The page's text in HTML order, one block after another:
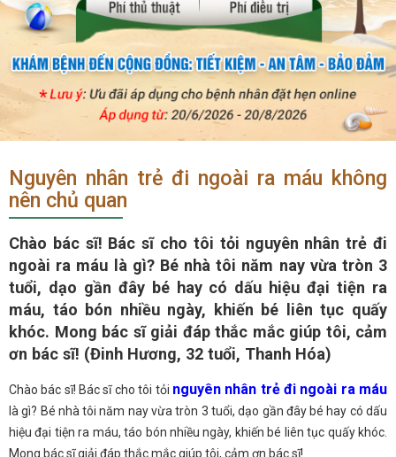
Nguyên nhân trẻ đi ngoài ra máu không
nên chủ quan
Chào bác sĩ! Bác sĩ cho tôi tỏi nguyên nhân trẻ đi
ngoài ra máu là gì? Bé nhà tôi năm nay vừa tròn 3
tuổi, dạo gần đây bé hay có dấu hiệu đại tiện ra
máu, táo bón nhiều ngày, khiến bé liên tục quấy
khóc. Mong bác sĩ giải đáp thắc mắc giúp tôi, cảm
ơn bác sĩ! (Đinh Hương, 32 tuổi, Thanh Hóa)
Chào bác sĩ! Bác sĩ cho tôi tỏi nguyên nhân trẻ đi ngoài ra máu
là gì? Bé nhà tôi năm nay vừa tròn 3 tuổi, dạo gần đây bé hay có dấu
hiệu đại tiện ra máu, táo bón nhiều ngày, khiến bé liên tục quấy khóc.
Mong bác sĩ giải đáp thắc mắc giúp tôi, cảm ơn bác sĩ!